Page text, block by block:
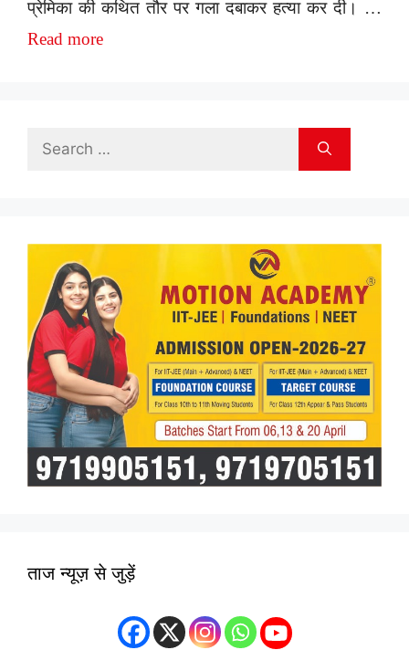
प्रेमिका की कथित तौर पर गला दबाकर हत्या कर दी। …
Read more
Search
ताज न्यूज़ से जुड़ें